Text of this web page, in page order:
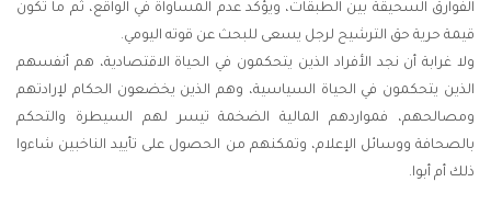
الفوارق السحيقة بين الطبقات، ويؤكد عدم المساواة في الواقع، ثم ما تكون
قيمة حرية حق الترشيح لرجل يسعى للبحث عن قوته اليومي.
ولا غرابة أن نجد الأفراد الذين يتحكمون في الحياة الاقتصادية، هم أنفسهم
الذين يتحكمون في الحياة السياسية، وهم الذين يخضعون الحكام لإرادتهم
ومصالحهم، فمواردهم المالية الضخمة تيسر لهم السيطرة والتحكم
بالصحافة ووسائل الإعلام، وتمكنهم من الحصول على تأييد الناخبين شاءوا
ذلك أم أبوا.